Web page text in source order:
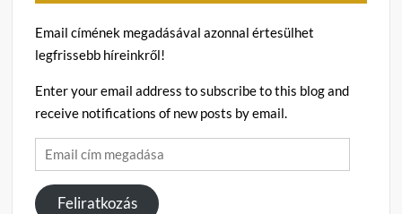
Email címének megadásával azonnal értesülhet
legfrissebb híreinkről!
Enter your email address to subscribe to this blog and
receive notifications of new posts by email.
Email
cím
megadása
Feliratkozás